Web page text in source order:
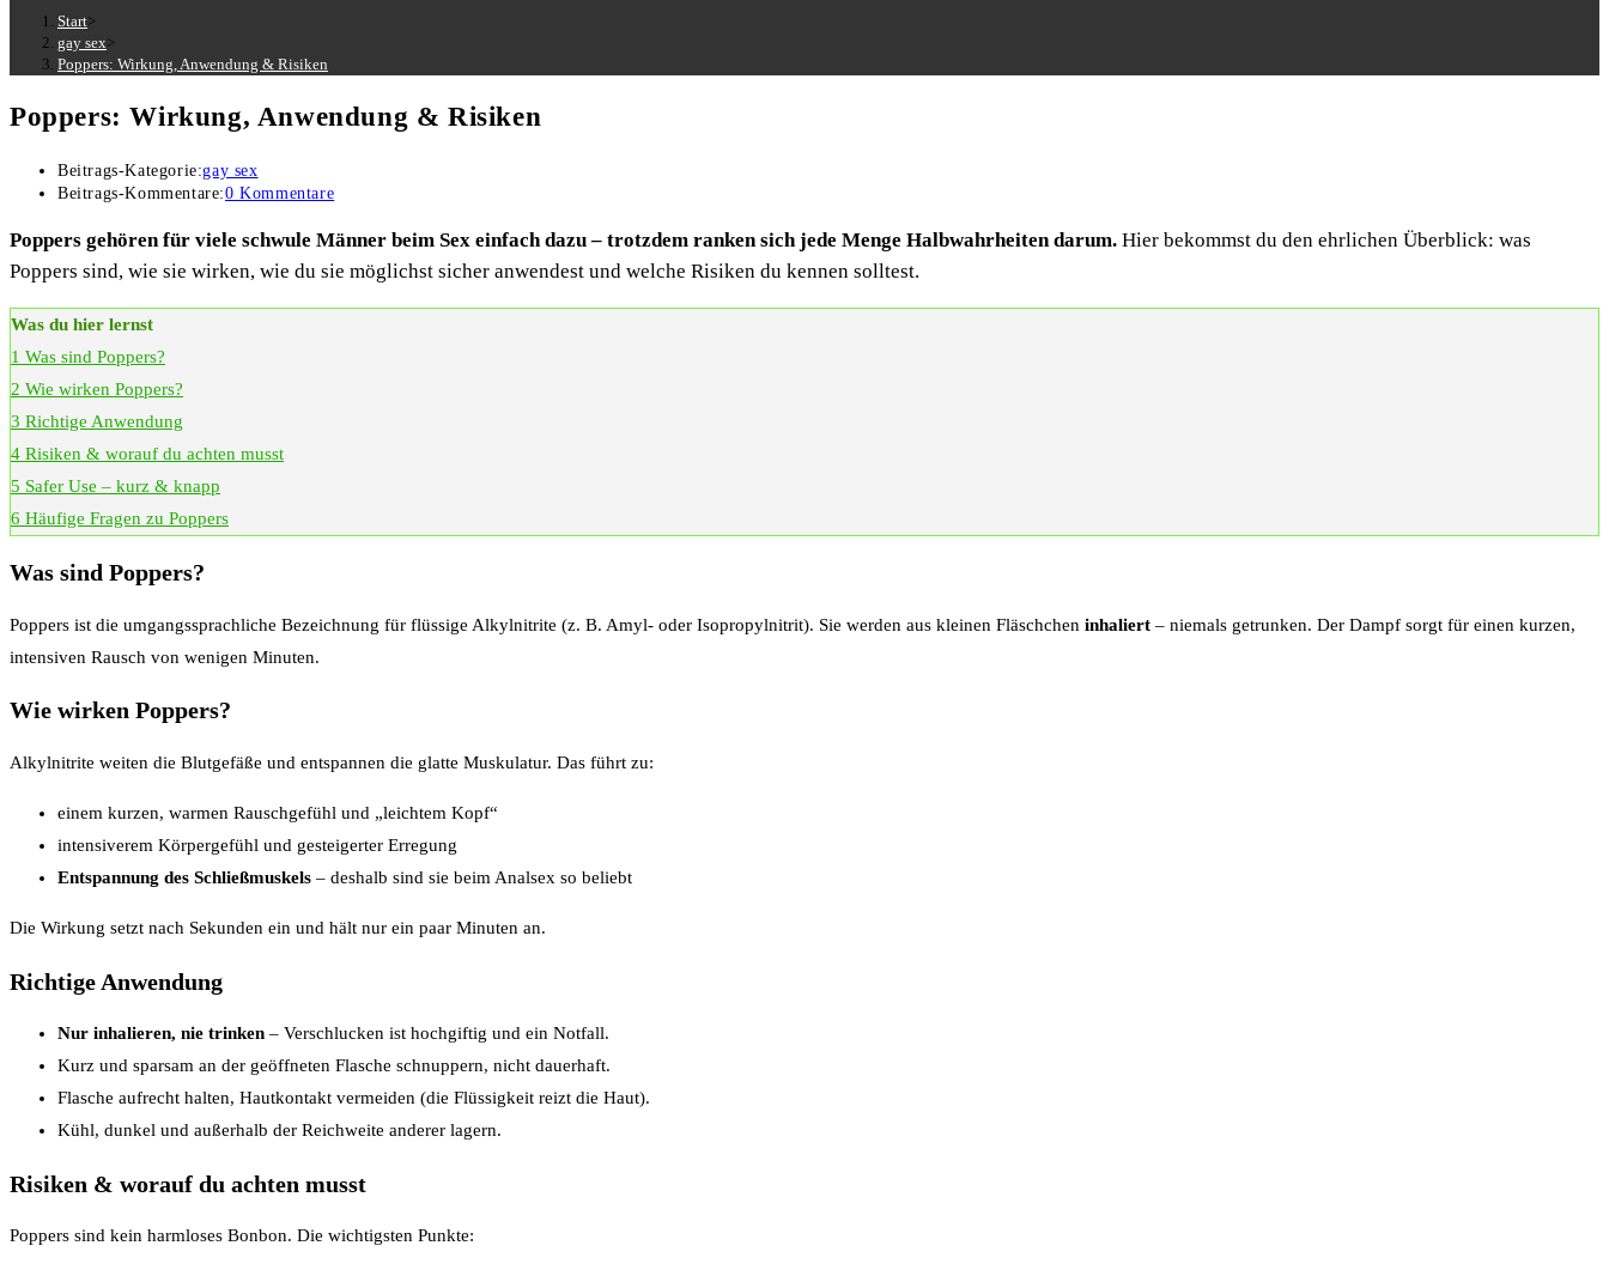
Start>
gay sex>
Poppers: Wirkung, Anwendung & Risiken
Poppers: Wirkung, Anwendung & Risiken
Beitrags-Kategorie:gay sex
Beitrags-Kommentare:0 Kommentare
Poppers gehören für viele schwule Männer beim Sex einfach dazu – trotzdem ranken sich jede Menge Halbwahrheiten darum. Hier bekommst du den ehrlichen Überblick: was
Poppers sind, wie sie wirken, wie du sie möglichst sicher anwendest und welche Risiken du kennen solltest.
Was du hier lernst
1 Was sind Poppers?
2 Wie wirken Poppers?
3 Richtige Anwendung
4 Risiken & worauf du achten musst
5 Safer Use – kurz & knapp
6 Häufige Fragen zu Poppers
Was sind Poppers?
Poppers ist die umgangssprachliche Bezeichnung für flüssige Alkylnitrite (z. B. Amyl- oder Isopropylnitrit). Sie werden aus kleinen Fläschchen inhaliert – niemals getrunken. Der Dampf sorgt für einen kurzen,
intensiven Rausch von wenigen Minuten.
Wie wirken Poppers?
Alkylnitrite weiten die Blutgefäße und entspannen die glatte Muskulatur. Das führt zu:
einem kurzen, warmen Rauschgefühl und „leichtem Kopf“
intensiverem Körpergefühl und gesteigerter Erregung
Entspannung des Schließmuskels – deshalb sind sie beim Analsex so beliebt
Die Wirkung setzt nach Sekunden ein und hält nur ein paar Minuten an.
Richtige Anwendung
Nur inhalieren, nie trinken – Verschlucken ist hochgiftig und ein Notfall.
Kurz und sparsam an der geöffneten Flasche schnuppern, nicht dauerhaft.
Flasche aufrecht halten, Hautkontakt vermeiden (die Flüssigkeit reizt die Haut).
Kühl, dunkel und außerhalb der Reichweite anderer lagern.
Risiken & worauf du achten musst
Poppers sind kein harmloses Bonbon. Die wichtigsten Punkte: